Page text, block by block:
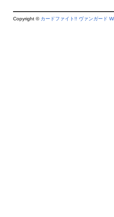
Copyright © カードファイト!! ヴァンガード